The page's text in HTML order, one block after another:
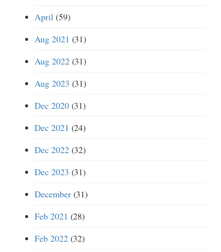
April(59)
Aug 2021 (31)
Aug 2022(31)
Aug 2023 (31)
Dec 2020(31)
Dec 2021 (24)
Dec 2022(32)
Dec 2023 (31)
December(31)
Feb 2021 (28)
Feb 2022(32)